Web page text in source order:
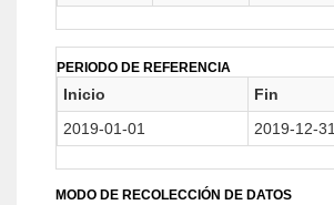
PERIODO DE REFERENCIA
Inicio
Fin
2019-01-01
2019-12-31
MODO DE RECOLECCIÓN DE DATOS